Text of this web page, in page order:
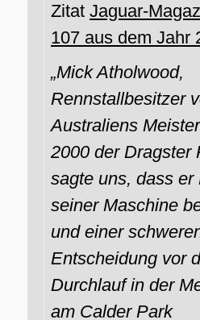
Zitat Jaguar-
107 aus dem Jahr
„Mick Atholwood,
Rennstallbesitzer
Australiens
2000 der Dragster
sagte uns, dass er
seiner Maschine
und einer
Entscheidung vor
Durchlauf in der
am Calder Park